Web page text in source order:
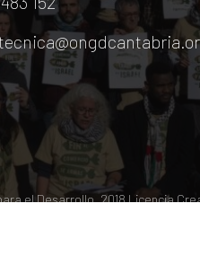
el Desarrollo. 2018Licencia